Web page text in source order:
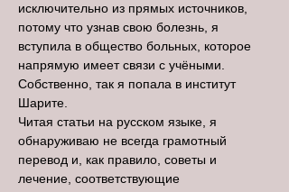
исключительно из прямых источников,
потому что узнав свою болезнь, я
вступила в общество больных, которое
напрямую имеет связи с учёными.
Собственно, так я попала в институт
Шарите.
Читая статьи на русском языке, я
обнаруживаю не всегда грамотный
перевод и, как правило, советы и
лечение, соответствующие